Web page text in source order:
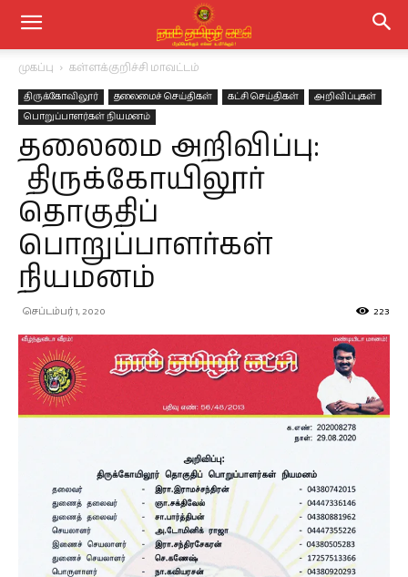
முகப்பு கள்ளக்குறிச்சி மாவட்டம்
திருக்கோவிலூர் தலைமைச் செய்திகள் கட்சி செய்திகள்
அறிவிப்புகள்
பொறுப்பாளர்கள் நியமனம்
தலைமை அறிவிப்பு:
திருக்கோயிலூர்
தொகுதிப்
பொறுப்பாளர்கள்
நியமனம்
செப்டம்பர் 1, 2020 223